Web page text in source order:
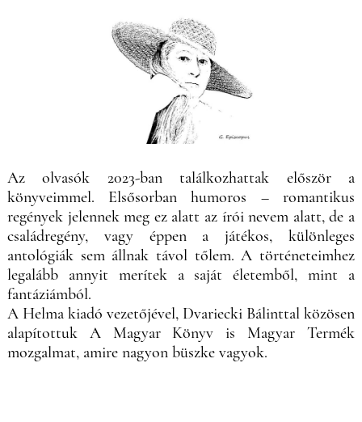
Az olvasók 2023-ban találkozhattak először a
könyveimmel. Elsősorban humoros – romantikus
regények jelennek meg ez alatt az írói nevem alatt, de a
családregény, vagy éppen a játékos, különleges
antológiák sem állnak távol tőlem. A történeteimhez
legalább annyit merítek a saját életemből, mint a
fantáziámból.
A Helma kiadó vezetőjével, Dvariecki Bálinttal közösen
alapítottuk A Magyar Könyv is Magyar Termék
mozgalmat, amire nagyon büszke vagyok.